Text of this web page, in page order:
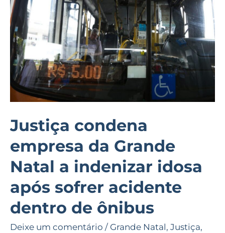
Justiça condena
empresa da Grande
Natal a indenizar idosa
após sofrer acidente
dentro de ônibus
Deixe um comentário / Grande Natal, Justiça,
Grande
Natal
a
indenizar
idosa
após
sofrer
dentro
de
ônibus